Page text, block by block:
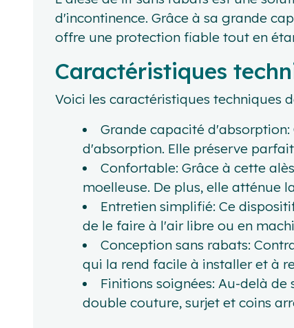
d'incontinence. Grâce à sa grande
offre une protection fiable tout en
Caractéristiques
Voici les caractéristiques techniques
Grande capacité
d'absorption. Elle préserve
Confortable: Grâce à cette
moelleuse. De plus, elle atténue
Entretien simplifié: Ce
de le faire à l'air libre ou en
Conception sans rabats:
qui la rend facile à installer et à
Finitions soignées: Au-delà
double couture, surjet et coins